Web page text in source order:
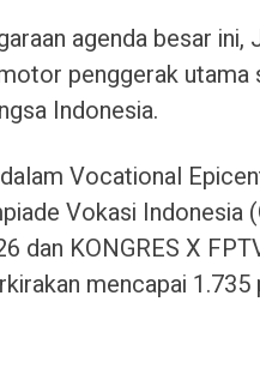
agenda besar
penggerak
Indonesia.
Vocational
Vokasi Indonesia
dan KONGRES X
mencapai